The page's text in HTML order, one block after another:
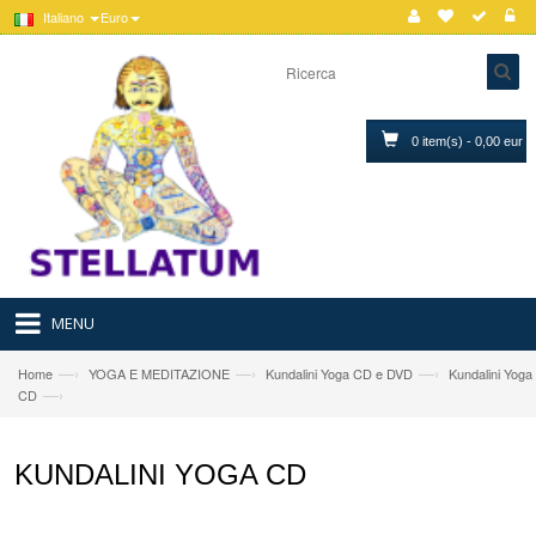
Italiano Euro
0 item(s) - 0,00 eur
MENU
Home —› YOGA E MEDITAZIONE —› Kundalini Yoga CD e DVD —›
Kundalini Yoga
CD —›
KUNDALINI YOGA CD